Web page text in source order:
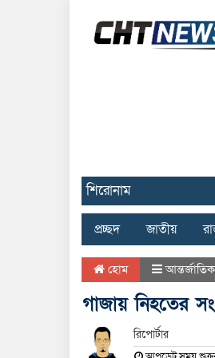
শিরোনাম
প্রচ্ছদ জাতীয়
হোম আন্তর্জাতিক
গাজায় নিহতের
রিপোর্টার